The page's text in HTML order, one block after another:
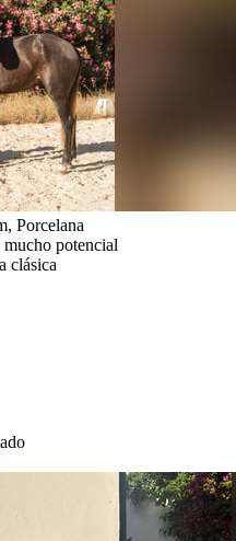
Porcelana
potencial
clásica